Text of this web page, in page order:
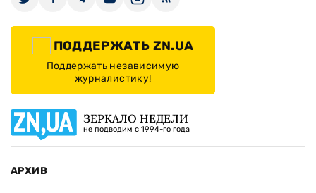
ПОДДЕРЖАТЬ ZN.UA
Поддержать независимую
журналистику!
ЗЕРКАЛО НЕДЕЛИ
не подводим с 1994-го года
АРХИВ